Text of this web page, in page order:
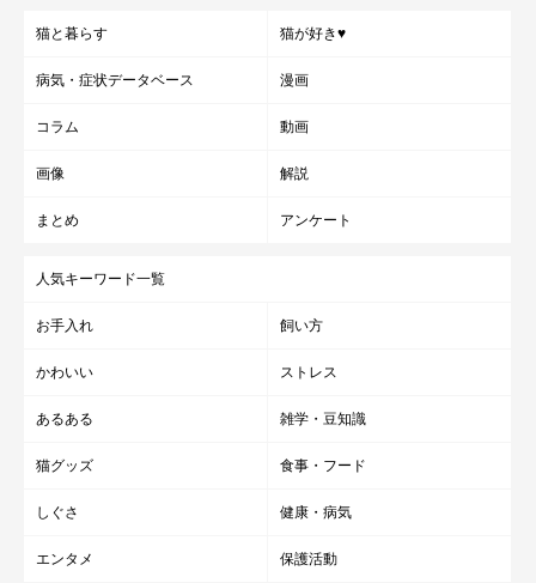
猫と暮らす 猫が好き♥
病気・症状データベース 漫画
コラム 動画
画像 解説
まとめ アンケート
人気キーワード一覧
お手入れ 飼い方
かわいい ストレス
あるある 雑学・豆知識
猫グッズ 食事・フード
しぐさ 健康・病気
エンタメ 保護活動